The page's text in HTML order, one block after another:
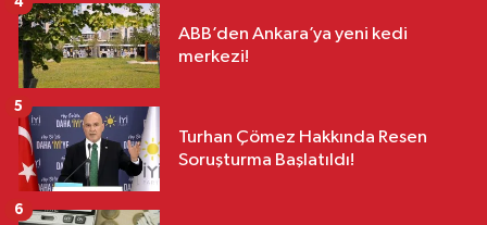
ABB’den Ankara’ya yeni kedi
merkezi!
4
Turhan Çömez Hakkında Resen
Soruşturma Başlatıldı!
5
6